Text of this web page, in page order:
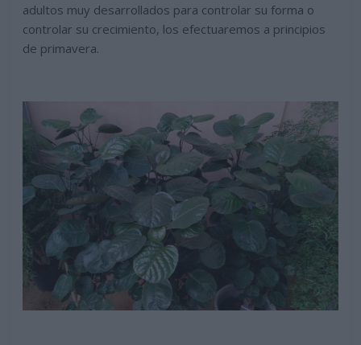
adultos muy desarrollados para controlar su forma o
controlar su crecimiento, los efectuaremos a principios
de primavera.